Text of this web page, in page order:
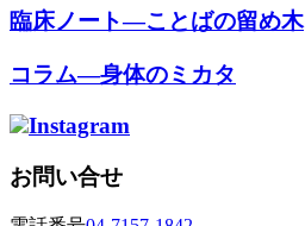
臨床ノート―ことばの留め木
コラム―身体のミカタ
Instagram
お問い合せ